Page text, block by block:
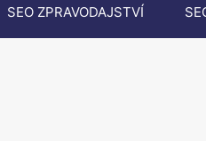
SEO ZPRAVODAJSTVÍ